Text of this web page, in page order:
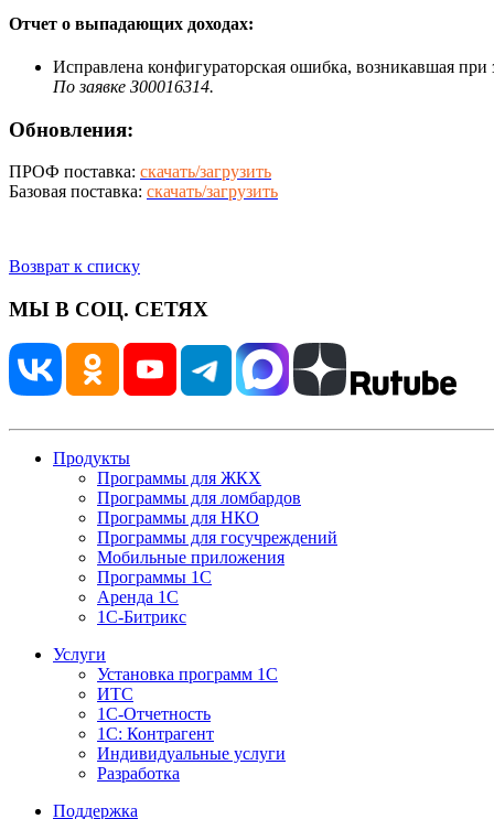
Отчет о выпадающих доходах:
Исправлена конфигураторская ошибка, возникавшая
По заявке З00016314.
Обновления:
ПРОФ поставка: скачать/загрузить
Базовая поставка: скачать/загрузить
Возврат к списку
МЫ В СОЦ. СЕТЯХ
Продукты
Программы для ЖКХ
Программы для ломбардов
Программы для НКО
Программы для госучреждений
Мобильные приложения
Программы 1С
Аренда 1С
1С-Битрикс
Услуги
Установка программ 1С
ИТС
1С-Отчетность
1С: Контрагент
Индивидуальные услуги
Разработка
Поддержка